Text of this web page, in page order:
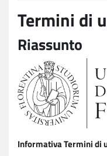
Termini di
Riassunto
Informativa Termini di